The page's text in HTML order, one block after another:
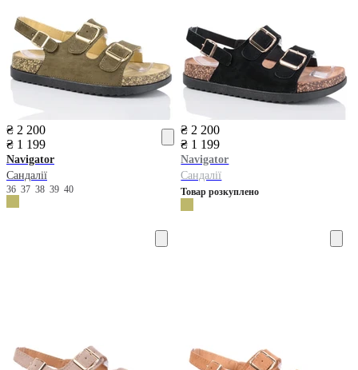
₴ 2 200
₴ 1 199
Navigator
Сандалії
36 37 38 39 40
₴ 2 200
₴ 1 199
Navigator
Сандалії
Товар розкуплено